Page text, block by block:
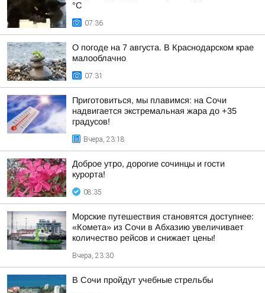
°С
07:36
О погоде на 7 августа. В Краснодарском крае
малооблачно
07:31
Приготовиться, мы плавимся: на Сочи
надвигается экстремальная жара до +35
градусов!
Вчера, 23:18
Доброе утро, дорогие сочинцы и гости
курорта!
08:35
Морские путешествия становятся доступнее:
«Комета» из Сочи в Абхазию увеличивает
количество рейсов и снижает цены!
Вчера, 23:30
В Сочи пройдут учебные стрельбы